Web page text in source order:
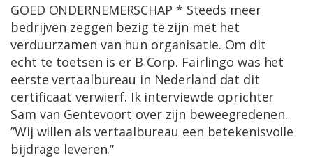
GOED ONDERNEMERSCHAP * Steeds meer
bedrijven zeggen bezig te zijn met het
verduurzamen van hun organisatie. Om dit
echt te toetsen is er B Corp. Fairlingo was het
eerste vertaalbureau in Nederland dat dit
certificaat verwierf. Ik interviewde oprichter
Sam van Gentevoort over zijn beweegredenen.
”Wij willen als vertaalbureau een betekenisvolle
bijdrage leveren.”